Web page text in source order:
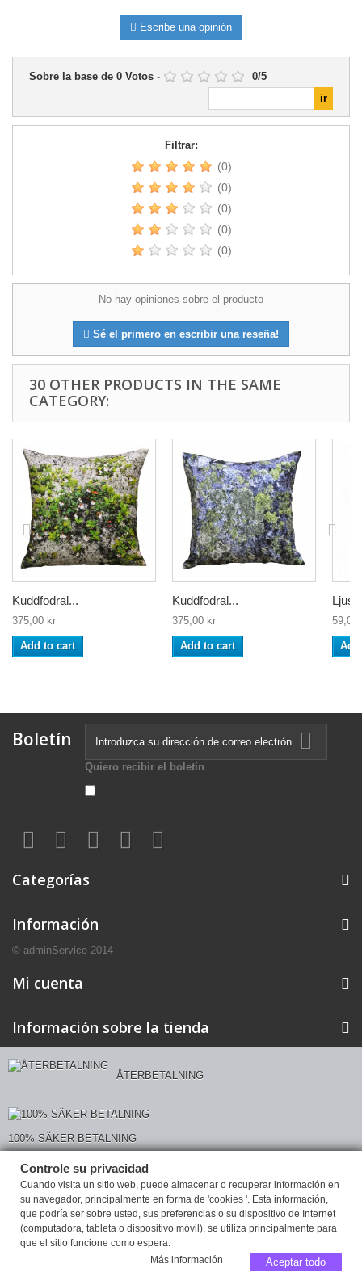
Escribe una opinión
Sobre la base de 0 Votos - 0/5
Filtrar:
(0)
(0)
(0)
(0)
(0)
No hay opiniones sobre el producto
Sé el primero en escribir una reseña!
30 OTHER PRODUCTS IN THE SAME
CATEGORY:
Kuddfodral...
375,00 kr
Add to cart
Kuddfodral...
375,00 kr
Add to cart
59,00
Boletín
Quiero recibir el boletín
Categorías
Información
© adminService 2014
Mi cuenta
Información sobre la tienda
ÅTERBETALNING
100% SÄKER BETALNING
Controle su privacidad
Controle su privacidad
Cuando visita un sitio web, puede almacenar o recuperar información en
su navegador, principalmente en forma de 'cookies '. Esta información,
que podría ser sobre usted, sus preferencias o su dispositivo de Internet
(computadora, tableta o dispositivo móvil), se utiliza principalmente para
que el sitio funcione como espera.
Más información
Aceptar todo